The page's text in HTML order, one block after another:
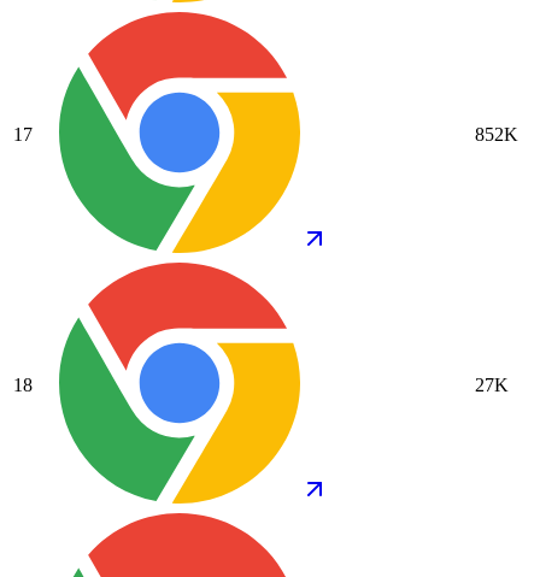
17 852K
18 27K